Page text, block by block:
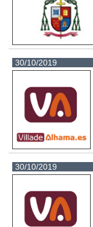
30/10/2019
30/10/2019